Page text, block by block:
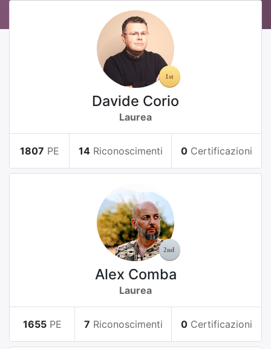
Davide Corio
Laurea
1807 PE 14 Riconoscimenti 0 Certificazioni
Alex Comba
Laurea
1655 PE 7 Riconoscimenti 0 Certificazioni